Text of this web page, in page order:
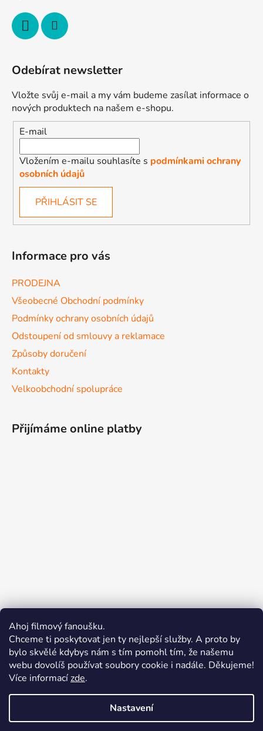
Ahoj filmový fanoušku.
Chceme ti poskytovat jen ty nejlepší služby. A proto by
bylo skvělé kdybys nám s tím pomohl tím, že našemu
webu dovolíš používat soubory cookie i nadále. Děkujeme!
Více informacízde.
Nastavení
Odebírat newsletter
Vložte svůj e-mail a my vám budeme zasílat informace o
nových produktech na našem e-shopu.
E-mail
Vložením e-mailu souhlasíte s podmínkami ochrany
osobních údajů
PŘIHLÁSIT SE
Informace pro vás
PRODEJNA
Všeobecné Obchodní podmínky
Podmínky ochrany osobních údajů
Odstoupení od smlouvy a reklamace
Způsoby doručení
Kontakty
Velkoobchodní spolupráce
Přijímáme online platby
Merchion | Pořiďte si vlastní merch
Midnight Gear | Ride the night, wear the soul